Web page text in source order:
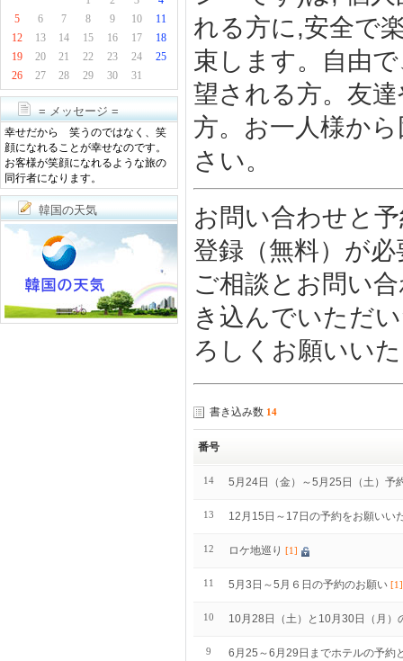
5
6 7 8 9 10
11
12
13 14 15 16 17
18
19
20 21 22 23 24
25
26
27 28 29 30 31
= メッセージ =
幸せだから 笑うのではなく、笑
顔になれることが幸せなのです。
お客様が笑顔になれるような旅の
同行者になります。
韓国の天気
れる方に,安全で
束します。自由
望される方。友
方。お一人様か
さい。
お問い合わせと
登録（無料）が
ご相談とお問い
き込んでいただ
ろしくお願いい
書き込み数 14
番号
14 5月24日（金）～5月25日（土）予
13 12月15日～17日の予約をお願いい
12 ロケ地巡り [1]
11 5月3日～5月６日の予約のお願い [1]
10 10月28日（土）と10月30日（月）
9 6月25～6月29日までホテルの予約